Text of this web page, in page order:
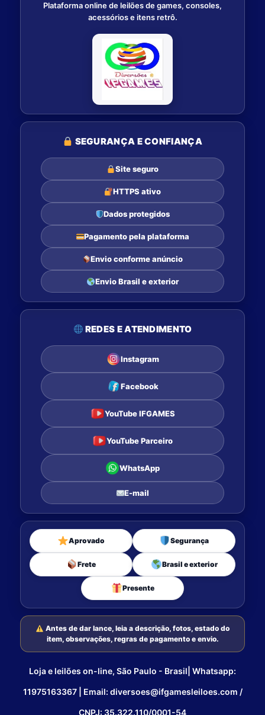
Plataforma online de leilões de games, consoles,
acessórios e itens retrô.
SEGURANÇA E CONFIANÇA
Site seguro
HTTPS ativo
Dados protegidos
Pagamento pela plataforma
Envio conforme anúncio
Envio Brasil e exterior
REDES E ATENDIMENTO
Instagram
Facebook
YouTube IFGAMES
YouTube Parceiro
WhatsApp
E-mail
Aprovado Segurança
Frete Brasil e exterior
Presente
Antes de dar lance, leia a descrição, fotos, estado do
item, observações, regras de pagamento e envio.
Loja e leilões on-line, São Paulo - Brasil| Whatsapp:
11975163367 | Email: diversoes@ifgamesleiloes.com /
CNPJ: 35.322.110/0001-54